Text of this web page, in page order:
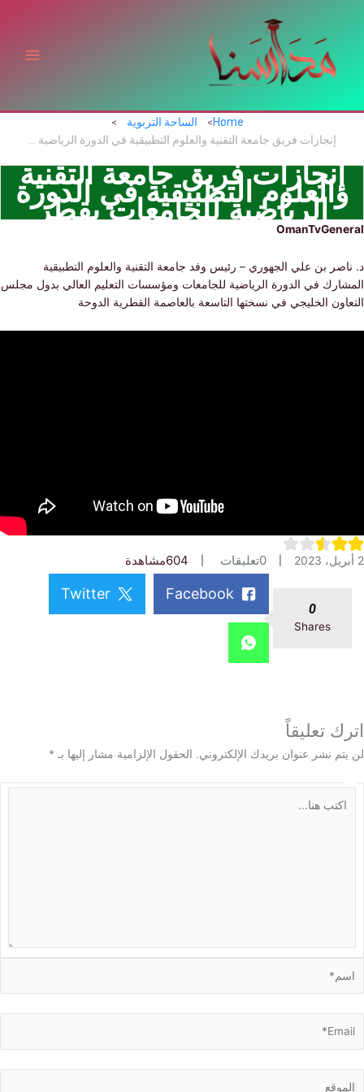
Home
الساحة التربوية
إنجازات فريق جامعة التقنية والعلوم التطبيقية في الدورة الرياضية للجامعات بقطر
فريق جامعة التقنية
التطبيقية في الدورة
الرياضية للجامعات بقطر
بن علي الجهوري – رئيس وفد جامعة التقنية والعلوم التطبيقية
في الدورة الرياضية للجامعات ومؤسسات التعليم العالي بدول مجلس
الخليجي في نسختها التاسعة بالعاصمة القطرية الدوحة
تعليقات 604مشاهدة
Shares
Facebook
Twitter
تعليقاً
نشر عنوان بريدك الإلكتروني. الحقول الإلزامية مشار إليها بـ*